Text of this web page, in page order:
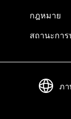
กฎหมาย
สถานะการ